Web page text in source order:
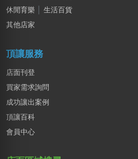
休閒育樂
生活百貨
其他店家
頂讓服務
店面刊登
買家需求詢問
成功讓出案例
頂讓百科
會員中心